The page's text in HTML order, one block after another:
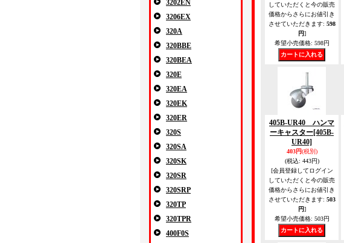
3202EN
3206EX
320A
320BBE
320BEA
320E
320EA
320EK
320ER
320S
320SA
320SK
320SR
320SRP
320TP
320TPR
400F0S
していただくと今の販売
価格からさらにお値引き
させていただきます: 598
円]
希望小売価格: 598円
405B-UR40 ハンマ
ーキャスター[405B-
UR40]
403円(税別)
(税込: 443円)
[会員登録してログイン
していただくと今の販売
価格からさらにお値引き
させていただきます: 503
円]
希望小売価格: 503円